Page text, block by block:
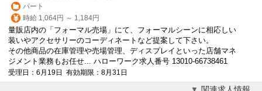
パート
時給 1,064円 ～ 1,184円
量販店内の「フォーマル売場」にて、フォーマルシーンに相応しい
装いやアクセサリーのコーディネートなど提案して下さい。
その他商品の在庫管理や売場管理、ディスプレイといった店舗マネ
ジメント業務もお任せ... ハローワーク求人番号 13010-66738461
受理日：6月19日 有効期限：8月31日